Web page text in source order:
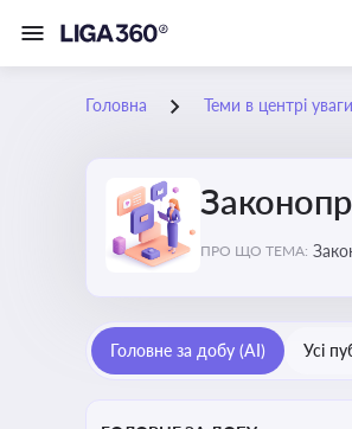
Головна Теми в центрі уваги
ПРО ЩО ТЕМА:
Головне за добу (AI) Усі